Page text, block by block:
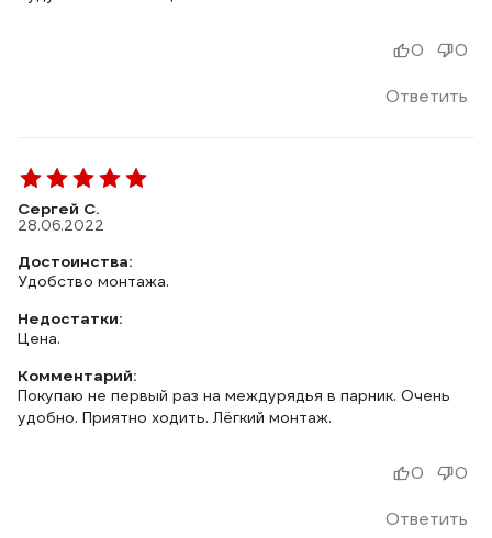
Ответить
0 0
Сергей С.
28.06.2022
Достоинства:
Удобство монтажа.
Недостатки:
Цена.
Комментарий:
Покупаю не первый раз на междурядья в парник. Очень
удобно. Приятно ходить. Лёгкий монтаж.
Ответить
0 0